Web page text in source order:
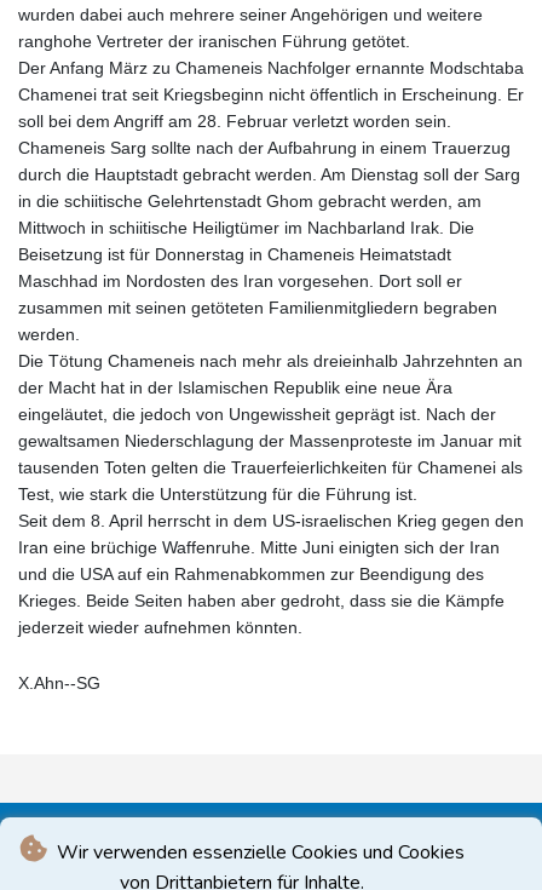
Wir verwenden essenzielle Cookies und Cookies
von Drittanbietern für Inhalte.
wurden dabei auch mehrere seiner Angehörigen und weitere
ranghohe Vertreter der iranischen Führung getötet.
Der Anfang März zu Chameneis Nachfolger ernannte Modschtaba
Chamenei trat seit Kriegsbeginn nicht öffentlich in Erscheinung. Er
soll bei dem Angriff am 28. Februar verletzt worden sein.
Chameneis Sarg sollte nach der Aufbahrung in einem Trauerzug
durch die Hauptstadt gebracht werden. Am Dienstag soll der Sarg
in die schiitische Gelehrtenstadt Ghom gebracht werden, am
Mittwoch in schiitische Heiligtümer im Nachbarland Irak. Die
Beisetzung ist für Donnerstag in Chameneis Heimatstadt
Maschhad im Nordosten des Iran vorgesehen. Dort soll er
zusammen mit seinen getöteten Familienmitgliedern begraben
werden.
Die Tötung Chameneis nach mehr als dreieinhalb Jahrzehnten an
der Macht hat in der Islamischen Republik eine neue Ära
eingeläutet, die jedoch von Ungewissheit geprägt ist. Nach der
gewaltsamen Niederschlagung der Massenproteste im Januar mit
tausenden Toten gelten die Trauerfeierlichkeiten für Chamenei als
Test, wie stark die Unterstützung für die Führung ist.
Seit dem 8. April herrscht in dem US-israelischen Krieg gegen den
Iran eine brüchige Waffenruhe. Mitte Juni einigten sich der Iran
und die USA auf ein Rahmenabkommen zur Beendigung des
Krieges. Beide Seiten haben aber gedroht, dass sie die Kämpfe
jederzeit wieder aufnehmen könnten.
X.Ahn--SG